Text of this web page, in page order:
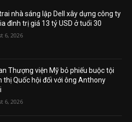
nhà sáng lập Dell xây dựng công ty
đình trị giá 13 tỷ USD ở tuổi 30
6, 2026
Thượng viện Mỹ bỏ phiếu buộc tội
thị Quốc hội đối với ông Anthony
6, 2026